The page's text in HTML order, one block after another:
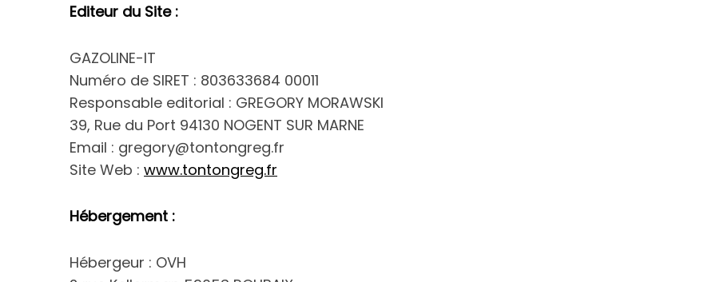
Editeur du Site :
GAZOLINE-IT
Numéro de SIRET : 803633684 00011
Responsable editorial : GREGORY MORAWSKI
39, Rue du Port 94130 NOGENT SUR MARNE
Email : gregory@tontongreg.fr
Site Web : www.tontongreg.fr
Hébergement :
Hébergeur : OVH